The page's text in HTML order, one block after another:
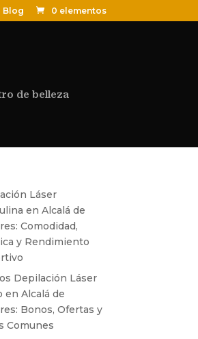
Blog 0 elementos
de belleza
Láser
en Alcalá de
Comodidad,
y Rendimiento
Depilación Láser
en Alcalá de
Bonos, Ofertas y
Comunes